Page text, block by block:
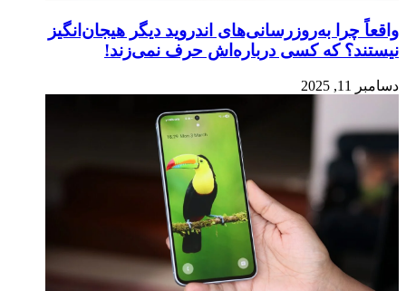
واقعاً چرا به‌روزرسانی‌های اندروید دیگر هیجان‌انگیز
نیستند؟ که کسی درباره‌اش حرف نمی‌زند!
دسامبر 11, 2025